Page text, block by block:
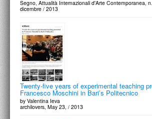
Segno, Attualità Internazionali d'Arte Contemporanea,
dicembre / 2013
Twenty-five years of experimental teaching
Francesco Moschini in Bari’s Politecnico
by Valentina Ieva
archilovers, May 23, / 2013